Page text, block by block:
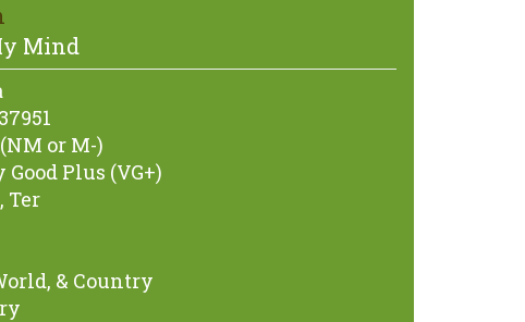
Mind
or M-)
Good Plus (VG+)
Ter
& Country